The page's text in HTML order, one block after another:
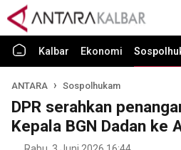
Kalbar Ekonomi
ANTARA Sospolhukam
DPR serahkan
Kepala BGN Dadan ke